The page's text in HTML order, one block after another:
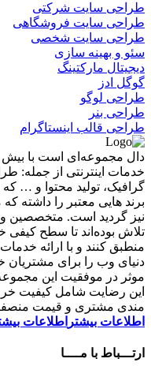
طراحی سایت شرکتی
طراحی سایت فروشگاهی
طراحی سایت شخصی
سئو و بهینه سازی
دیجیتال مارکتینگ
گوگل ادز
طراحی لوگو
طراحی بنر
طراحی قالب اینستاگرام
خدمات اینترنتی از جمله:
گرافیک، تولید محتوا و …
برند هایی معتبر را داشته
نیز گردید است. متخصصین
تلاش بوده‌اند تا سطح کیفی
منطبق کنند و با ارائه
دنیای وب را برای مشتریان
موثر در موفقیت این
این رضایت شامل کیفیت
مندی مشتری و قیمت
اطلاعات بیشتر اطلاعات
ارتـــباط با مــــا